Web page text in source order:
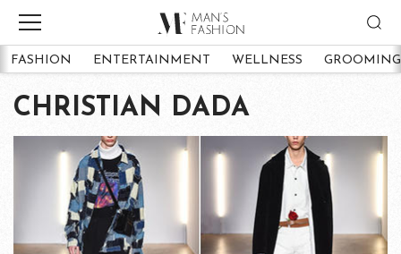
FASHION ENTERTAINMENT WELLNESS GROOMING
CHRISTIAN DADA